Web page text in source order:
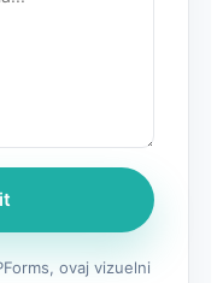
ovaj vizuelni